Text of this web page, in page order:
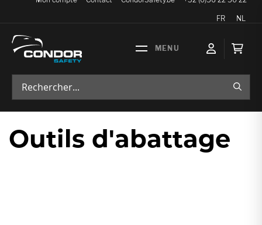
Langue
FR NL
Mon
Outils d'abattage